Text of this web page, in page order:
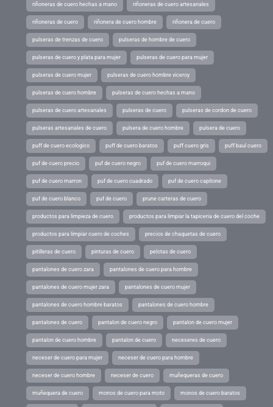
riñoneras de cuero hechas a mano riñoneras de cuero artesanales
riñoneras de cuero riñonera de cuero hombre riñonera de cuero
pulseras de trenzas de cuero pulseras de hombre de cuero
pulseras de cuero y plata para mujer pulseras de cuero para mujer
pulseras de cuero mujer pulseras de cuero hombre viceroy
pulseras de cuero hombre pulseras de cuero hechas a mano
pulseras de cuero artesanales pulseras de cuero pulseras de cordon de cuero
pulseras artesanales de cuero pulsera de cuero hombre pulsera de cuero
puff de cuero ecologico puff de cuero baratos puff cuero gris puff baul cuero
puf de cuero precio puf de cuero negro puf de cuero marroqui
puf de cuero marron puf de cuero cuadrado puf de cuero capitone
puf de cuero blanco puf de cuero prune carteras de cuero
productos para limpieza de cuero productos para limpiar la tapiceria de cuero del coche
productos para limpiar cuero de coches precios de chaquetas de cuero
pitilleras de cuero pinturas de cuero pelotas de cuero
pantalones de cuero zara pantalones de cuero para hombre
pantalones de cuero mujer zara pantalones de cuero mujer
pantalones de cuero hombre baratos pantalones de cuero hombre
pantalones de cuero pantalon de cuero negro pantalon de cuero mujer
pantalon de cuero hombre pantalon de cuero neceseres de cuero
neceser de cuero para mujer neceser de cuero para hombre
neceser de cuero hombre neceser de cuero muñequeras de cuero
muñequera de cuero monos de cuero para moto monos de cuero baratos